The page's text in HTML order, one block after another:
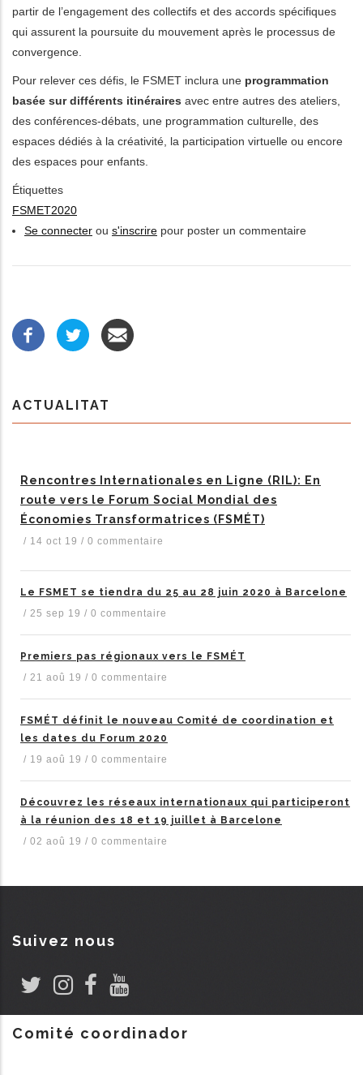
partir de l’engagement des collectifs et des accords spécifiques
qui assurent la poursuite du mouvement après le processus de
convergence.
Pour relever ces défis, le FSMET inclura une programmation
basée sur différents itinéraires avec entre autres des ateliers,
des conférences-débats, une programmation culturelle, des
espaces dédiés à la créativité, la participation virtuelle ou encore
des espaces pour enfants.
Étiquettes
FSMET2020
Se connecter ou s'inscrire pour poster un commentaire
ACTUALITAT
Rencontres Internationales en Ligne (RIL): En
route vers le Forum Social Mondial des
Économies Transformatrices (FSMÉT)
/ 14 oct 19 / 0 commentaire
Le FSMET se tiendra du 25 au 28 juin 2020 à Barcelone
/ 25 sep 19 / 0 commentaire
Premiers pas régionaux vers le FSMÉT
/ 21 aoû 19 / 0 commentaire
FSMÉT définit le nouveau Comité de coordination et
les dates du Forum 2020
/ 19 aoû 19 / 0 commentaire
Découvrez les réseaux internationaux qui participeront
à la réunion des 18 et 19 juillet à Barcelone
/ 02 aoû 19 / 0 commentaire
Suivez nous
Comité coordinador